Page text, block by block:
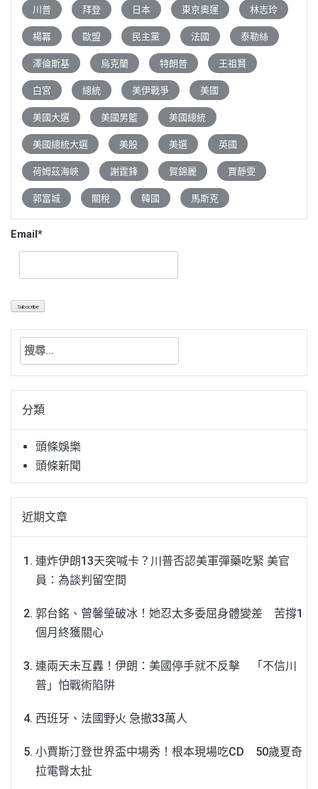
川普 拜登 日本 東京奧運 林志玲
楊冪 歐盟 民主黨 法國 泰勒絲
澤倫斯基 烏克蘭 特朗普 王祖賢
白宮 總統 美伊戰爭 美國
美國大選 美國男籃 美國總統
美國總統大選 美股 美選 英國
荷姆茲海峽 謝霆鋒 賀錦麗 賈靜雯
郭富城 關稅 韓國 馬斯克
Email*
搜
關
字:分類
頭條娛樂
頭條新聞
近期文章
連炸伊朗13天突喊卡？川普否認美軍彈藥吃緊 美官
員：為談判留空間
郭台銘、曾馨瑩破冰！她忍太多委屈身體變差 苦撐1
個月終獲關心
連兩天未互轟！伊朗：美國停手就不反擊 「不信川
普」怕戰術陷阱
西班牙、法國野火 急撤33萬人
小賈斯汀登世界盃中場秀！根本現場吃CD 50歲夏奇
拉電臀太扯